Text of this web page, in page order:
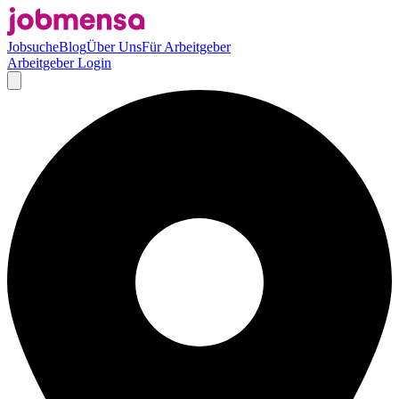
JobsucheBlogÜber UnsFür Arbeitgeber
Arbeitgeber Login